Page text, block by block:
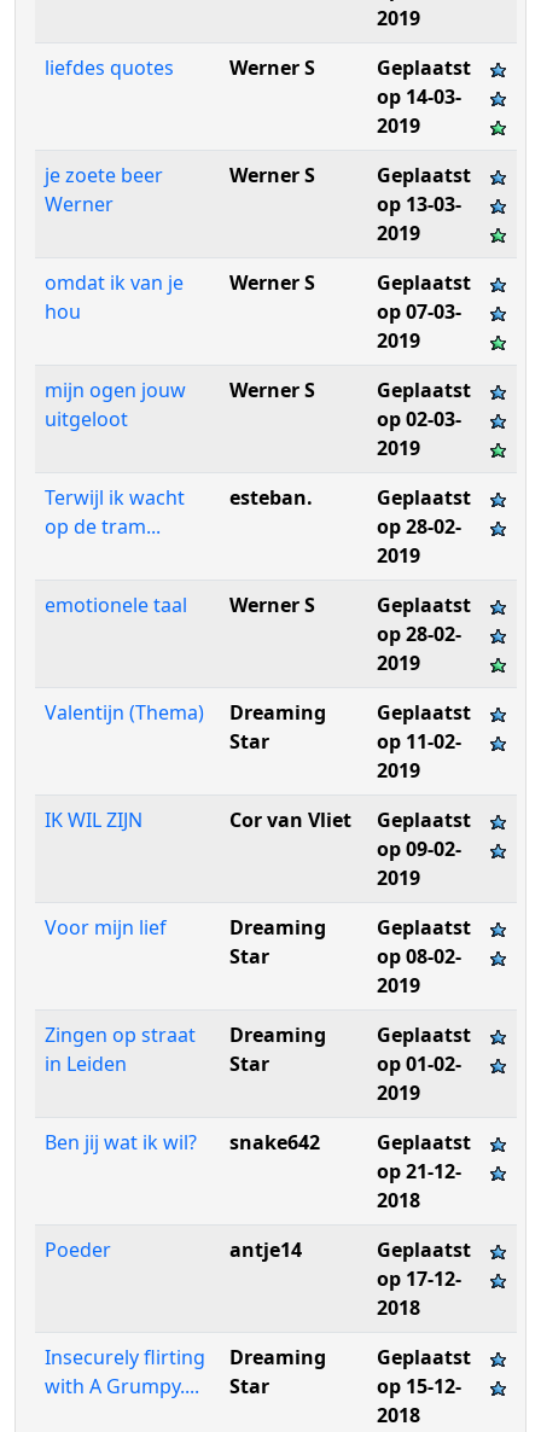
2019
liefdes quotes
Werner S
Geplaatst
op 14-03-
2019
je zoete beer
Werner
Werner S
Geplaatst
op 13-03-
2019
omdat ik van je
hou
Werner S
Geplaatst
op 07-03-
2019
mijn ogen jouw
uitgeloot
Werner S
Geplaatst
op 02-03-
2019
Terwijl ik wacht
op de tram...
esteban.
Geplaatst
op 28-02-
2019
emotionele taal
Werner S
Geplaatst
op 28-02-
2019
Valentijn (Thema)
Dreaming
Star
Geplaatst
op 11-02-
2019
IK WIL ZIJN
Cor van Vliet
Geplaatst
op 09-02-
2019
Voor mijn lief
Dreaming
Star
Geplaatst
op 08-02-
2019
Zingen op straat
in Leiden
Dreaming
Star
Geplaatst
op 01-02-
2019
Ben jij wat ik wil?
snake642
Geplaatst
op 21-12-
2018
Poeder
antje14
Geplaatst
op 17-12-
2018
Insecurely flirting
with A Grumpy....
Dreaming
Star
Geplaatst
op 15-12-
2018